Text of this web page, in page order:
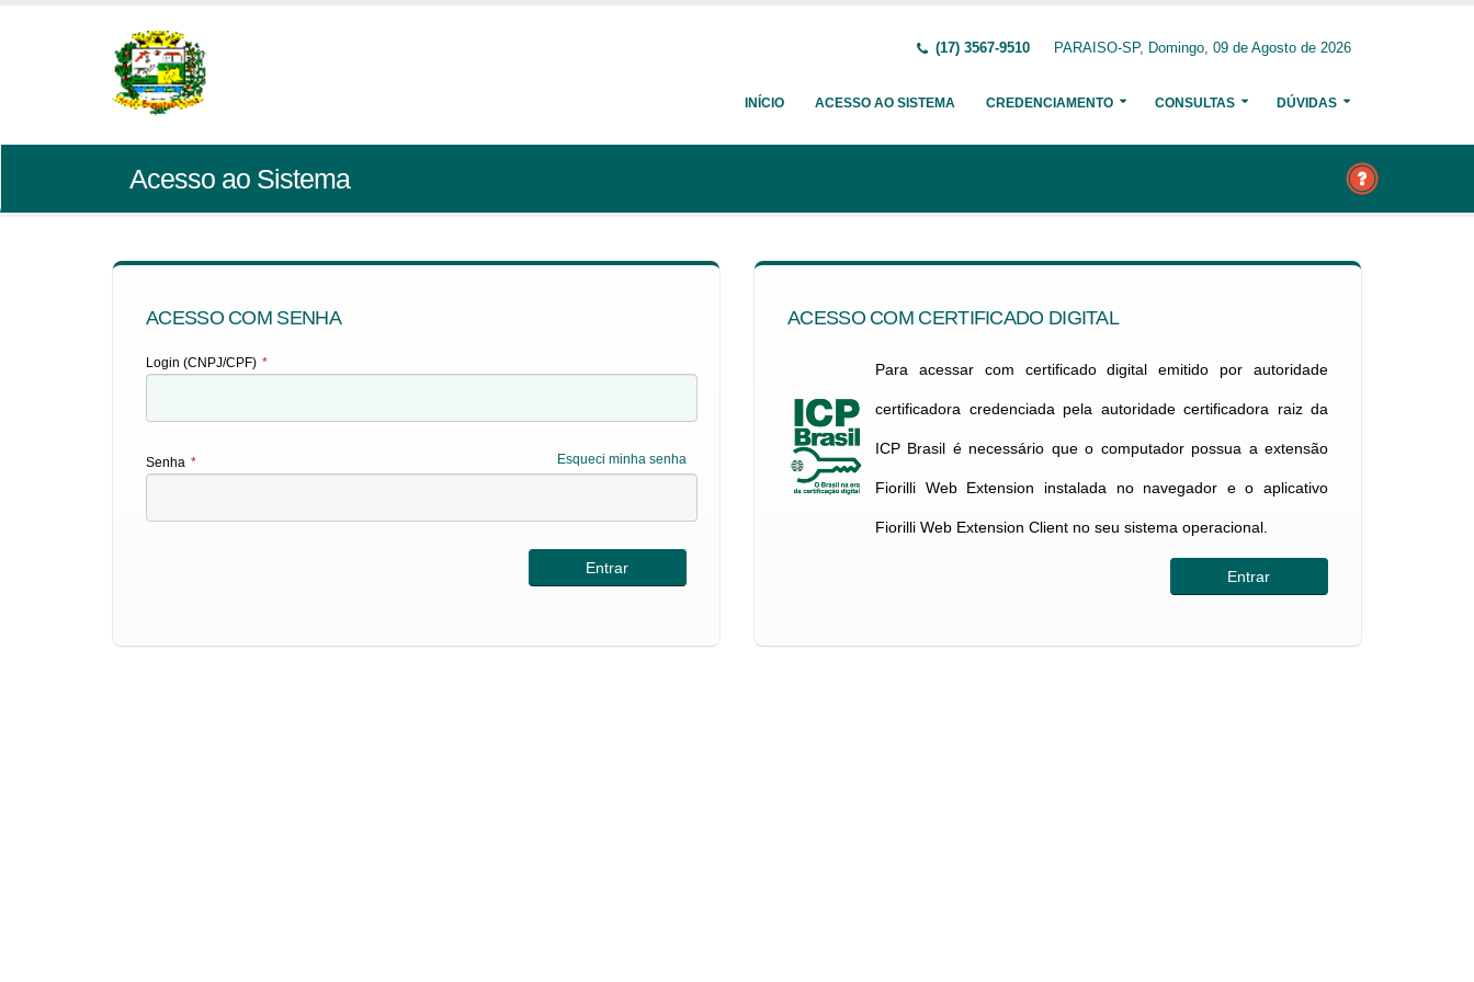
(17) 3567-9510 PARAISO-SP, Domingo, 09 de Agosto de 2026
INÍCIO ACESSO AO SISTEMA CREDENCIAMENTO CONSULTAS DÚVIDAS
Acesso ao Sistema
ACESSO COM SENHA
Login (CNPJ/CPF) *
Esqueci minha senha
Senha *
ACESSO COM CERTIFICADO DIGITAL
Para acessar com certificado digital emitido por autoridade
certificadora credenciada pela autoridade certificadora raiz da
ICP Brasil é necessário que o computador possua a extensão
Fiorilli Web Extension instalada no navegador e o aplicativo
Fiorilli Web Extension Client no seu sistema operacional.